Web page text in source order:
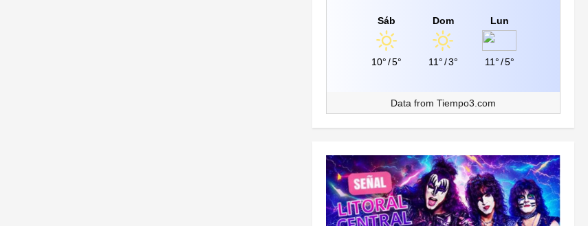
Sáb
10° /5°
Dom
11°/3°
Lun
11°/5°
Data from Tiempo3.com